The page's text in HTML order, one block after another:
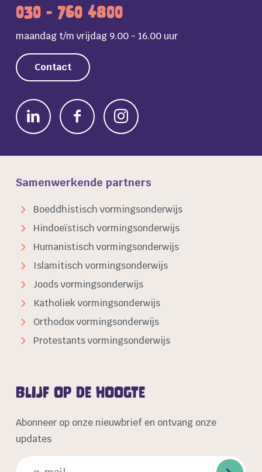
030 - 760 4800
maandag t/m vrijdag 9.00 - 16.00 uur
Contact
Samenwerkende partners
Boeddhistisch vormingsonderwijs
Hindoeïstisch vormingsonderwijs
Humanistisch vormingsonderwijs
Islamitisch vormingsonderwijs
Joods vormingsonderwijs
Katholiek vormingsonderwijs
Orthodox vormingsonderwijs
Protestants vormingsonderwijs
Blijf op de hoogte
Abonneer op onze nieuwbrief en ontvang onze
updates